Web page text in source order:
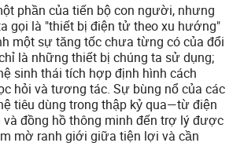
phần của tiến bộ con người, nhưng
gọi là "thiết bị điện tử theo xu hướng"
một sự tăng tốc chưa từng có của đổi
là những thiết bị chúng ta sử dụng;
sinh thái tích hợp định hình cách
hỏi và tương tác. Sự bùng nổ của các
tiêu dùng trong thập kỷ qua—từ điện
đồng hồ thông minh đến trợ lý được
mờ ranh giới giữa tiện lợi và cần